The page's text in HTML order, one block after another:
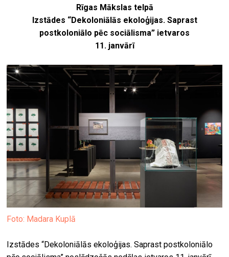
Rīgas Mākslas telpā
Izstādes “Dekoloniālās ekoloģijas. Saprast
postkoloniālo pēc sociālisma” ietvaros
11. janvārī
Foto: Madara Kuplā
Izstādes “Dekoloniālās ekoloģijas. Saprast postkoloniālo